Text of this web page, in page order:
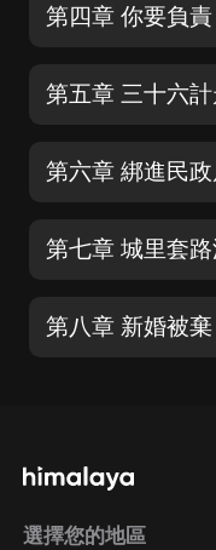
第四章 你要負責
第五章 三十六
第六章 綁進民
第七章 城里套
第八章 新婚被棄
選擇您的地區